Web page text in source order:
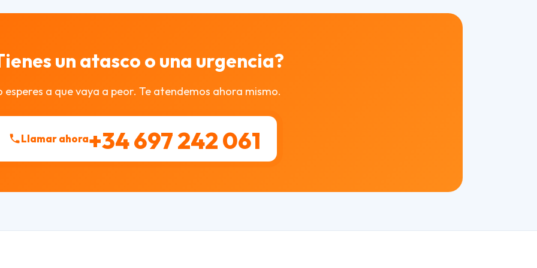
un atasco o una urgencia?
esperes a que vaya a peor. Te atendemos ahora mismo.
Llamar ahora+34 697 242 061